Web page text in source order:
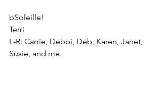
bSoleille!
Terri
L-R: Carrie, Debbi, Deb, Karen, Janet,
Susie, and me.